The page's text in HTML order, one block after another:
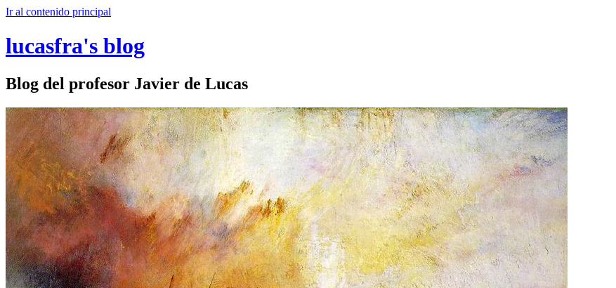
Ir al contenido principal
lucasfra's blog
Blog del profesor Javier de Lucas